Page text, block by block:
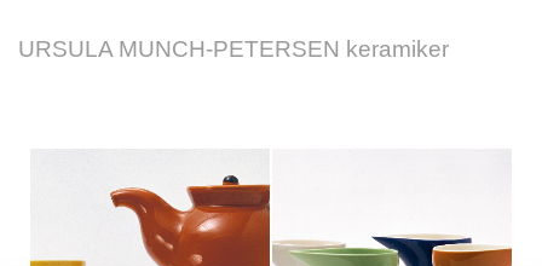
URSULA MUNCH-PETERSEN keramiker